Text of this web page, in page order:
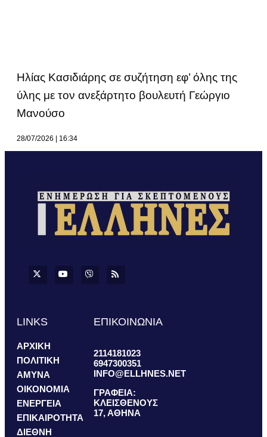
Ηλίας Κασιδιάρης σε συζήτηση εφ’ όλης της
ύλης με τον ανεξάρτητο βουλευτή Γεώργιο
Μανούσο
28/07/2026 16:34
LINKS
ΑΡΧΙΚΗ
ΠΟΛΙΤΙΚΗ
ΑΜΥΝΑ
ΟΙΚΟΝΟΜΙΑ
ΕΝΕΡΓΕΙΑ
ΕΠΙΚΑΙΡΟΤΗΤΑ
ΔΙΕΘΝΗ
ΕΠΙΚΟΙΝΩΝΙΑ
2114181023
6947300351
INFO@ELLHNES.NET
ΓΡΑΦΕΙΑ:
ΚΛΕΙΣΘΕΝΟΥΣ
17, ΑΘΗΝΑ